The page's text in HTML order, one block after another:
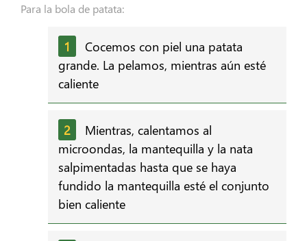
Para la bola de patata:
Cocemos con piel una patata
grande. La pelamos, mientras aún esté
caliente
Mientras, calentamos al
microondas, la mantequilla y la nata
salpimentadas hasta que se haya
fundido la mantequilla esté el conjunto
bien caliente